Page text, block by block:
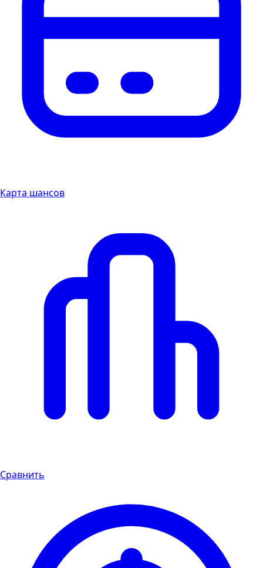
Карта шансов
Сравнить